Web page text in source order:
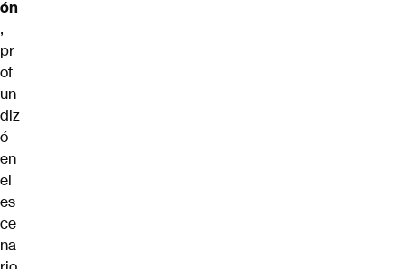
ón
,
pr
of
un
diz
ó
en
el
es
ce
na